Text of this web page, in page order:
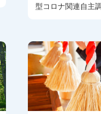
型コロナ関連自主調